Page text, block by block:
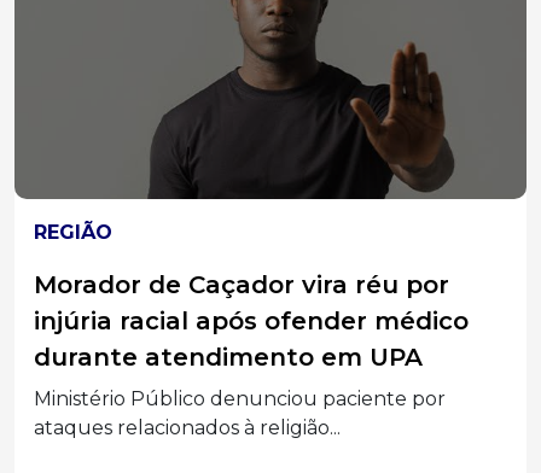
REGIÃO
Carreta com placas de Irani é
destruída por incêndio na SC-120 em
Lebon Régis
Carga de papelão e embalagens alimentou as
chamas, e...